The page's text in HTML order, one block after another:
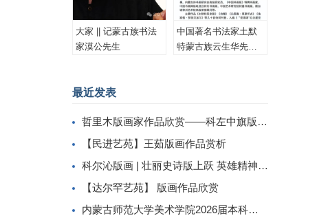
大家 || 记蒙古族书法
家漠公先生
中国著名书法家土默
特蒙古族云生华先生
最近发表
哲里木版画家作品欣赏——科左中旗版画家李忠斌作品赏析
【民进艺苑】王茹版画作品赏析
科尔沁版画 | 壮丽史诗版上跃 英雄精神画中传
【达尔罕艺苑】 版画作品欣赏
内蒙古师范大学美术学院2026届本科生毕业作品展美术学专业（版画方向）